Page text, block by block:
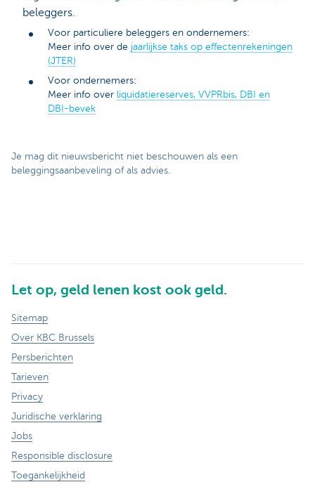
beleggers.
Voor particuliere beleggers en ondernemers:
Meer info over de jaarlijkse taks op effectenrekeningen
(JTER)
Voor ondernemers:
Meer info over liquidatiereserves, VVPRbis, DBI en
DBI-bevek
Je mag dit nieuwsbericht niet beschouwen als een
beleggingsaanbeveling of als advies.
Let op, geld lenen kost ook geld.
Sitemap
Over KBC Brussels
Persberichten
Tarieven
Privacy
Juridische verklaring
Jobs
Responsible disclosure
Toegankelijkheid